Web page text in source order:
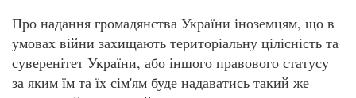
Про надання громадянства України іноземцям, що в
умовах війни захищають територіальну цілісність та
суверенітет України, або іншого правового статусу
за яким їм та їх сім'ям буде надаватись такий же